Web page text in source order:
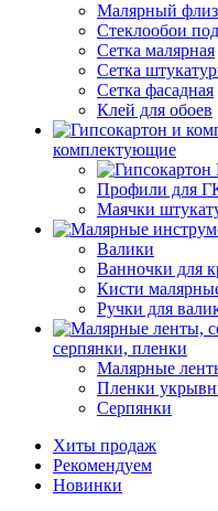
Малярный
Стеклообои
Сетка малярная
Сетка
Сетка фасадная
Клей для обоев
комплектующие
Профили для
Маячки
Валики
Ванночки для
Кисти
Ручки для
серпянки, пленки
Малярные
Пленки
Серпянки
Хиты продаж
Рекомендуем
Новинки